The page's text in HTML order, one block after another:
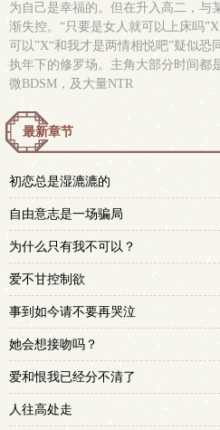
为自己是幸福的。但在升入高二，与
渐失控。“只要是女人就可以上床吗
可以”X“和我才是两情相悦吧”疑似恐
执年下的修罗场。主角大部分时间都
微BDSM，及大量NTR
最新章节
初恋总是湿漉漉的
自由意志是一场骗局
为什么只有我不可以？
爱不甘控制欲
事到如今请不要再哭泣
她会想接吻吗？
爱和恨我已经分不清了
人往高处走